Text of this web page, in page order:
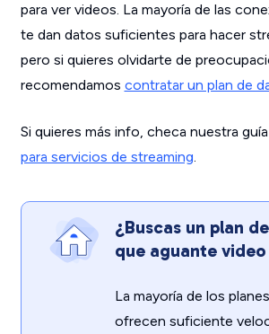
para ver videos. La mayoría de las
te dan datos suficientes para hacer
pero si quieres olvidarte de
recomendamos contratar un plan de
Si quieres más info, checa nuestra
para servicios de streaming.
¿Buscas un plan
que aguante
La mayoría de los
ofrecen suficiente